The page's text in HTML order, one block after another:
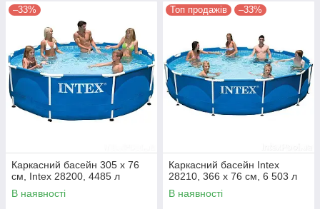
–33%
Каркасний басейн 305 x 76
см, Intex 28200, 4485 л
В наявності
Топ продажів –33%
Каркасний басейн Intex
28210, 366 x 76 см, 6 503 л
В наявності